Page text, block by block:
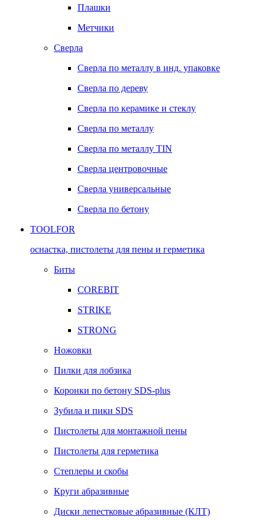
Плашки
Метчики
Сверла
Сверла по металлу в инд. упаковке
Сверла по дереву
Сверла по керамике и стеклу
Сверла по металлу
Сверла по металлу TIN
Сверла центровочные
Сверла универсальные
Сверла по бетону
TOOLFOR
оснастка, пистолеты для пены и герметика
Биты
COREBIT
STRIKE
STRONG
Ножовки
Пилки для лобзика
Коронки по бетону SDS-plus
Зубила и пики SDS
Пистолеты для монтажной пены
Пистолеты для герметика
Степлеры и скобы
Круги абразивные
Диски лепестковые абразивные (КЛТ)